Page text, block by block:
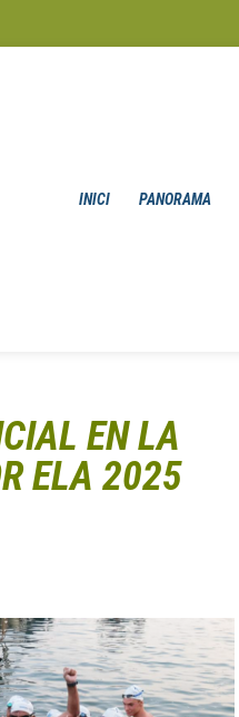
INICI PANORAMA
EN LA
ELA 2025